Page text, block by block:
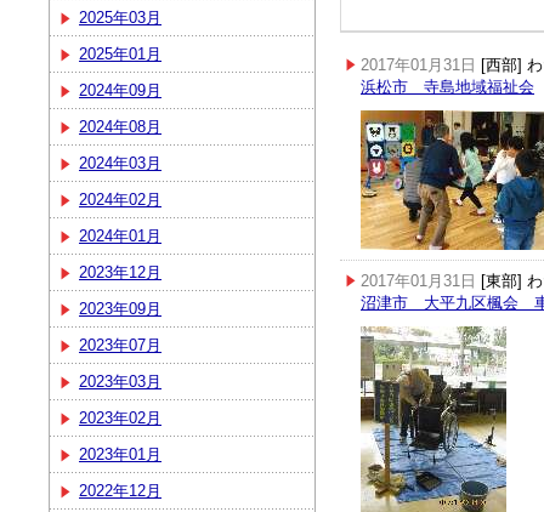
2025年03月
2025年01月
2024年09月
2024年08月
2024年03月
2024年02月
2024年01月
2023年12月
2023年09月
2023年07月
2023年03月
2023年02月
2023年01月
2022年12月
2017年01月31日 [西部]
浜松市 寺島地域福祉会
2017年01月31日 [東部]
沼津市 大平九区楓会